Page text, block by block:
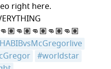
right here.
#worldstar